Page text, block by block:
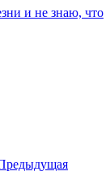
и не знаю, что